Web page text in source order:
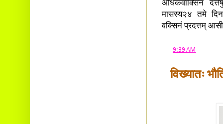
अधिकवाक्सिनं
मासस्य२४ तमे
वक्सिनं प्रदत्तम्
9:39 AM
विख्यातः